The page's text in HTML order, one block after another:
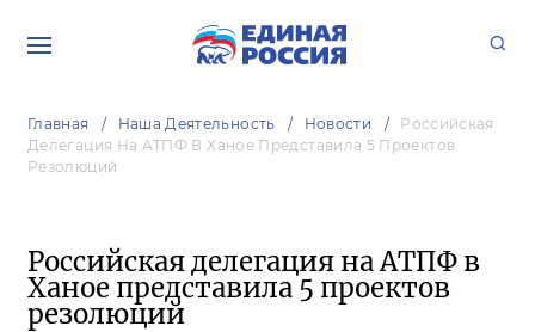
Главная Наша Деятельность Новости
Российская
Делегация На АТПФ В Ханое Представила 5 Проектов
Резолюций
Российская делегация на АТПФ в
Ханое представила 5 проектов
резолюций